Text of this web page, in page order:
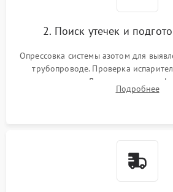
2. Поиск утечек и
Опрессовка системы азотом для
трубопроводе. Проверка
течеискателем. Демонтаж старого
продувка капиллярной трубки для
Подробнее